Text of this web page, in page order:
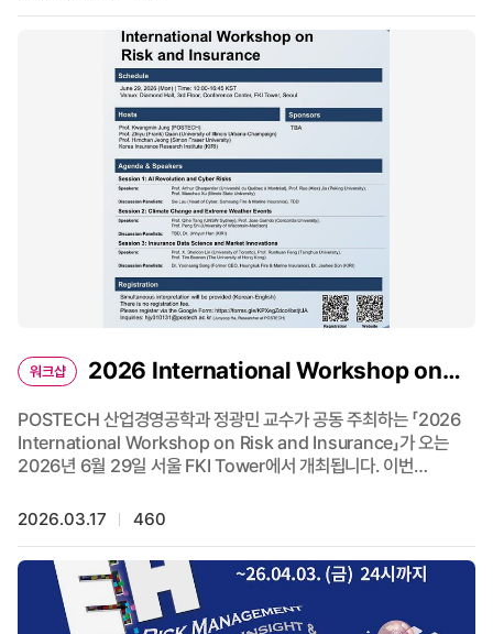
Venture Partners) ○ Host : 정광민 교수 (산업경영공학과)
안철경 겸직교수 (산업경영공학과) 배영 교수
(인문사회학부/소셜데이터사이언스전공, ISDS 소장) ○ 진행 :
정우성 이사장 (한국과학창의재단) ○ 일시 : 4/23(목), 16시~18시
○ 장소 : 체인지업 그라운드 포항 로비 이벤트홀 ○ 사전등록링크 :
https://forms.gle/PTR1SAWQfWAJd5Zm7 * 사전등록을
통해 참석하신 분께는 종료 후 소정의 기념품을 드립니다. ○ 문의 :
sm.lee9@postech.ac.kr, 054-279-3869
워크샵
Risk and Insurance 개최
POSTECH 산업경영공학과 정광민 교수가 공동 주최하는 「2026
International Workshop on Risk and Insurance」가 오는
2026년 6월 29일 서울 FKI Tower에서 개최됩니다. 이번
Economics(IME) Conference에 앞서 진행되는 행사로, 글로벌
주요 이슈를 논의합니다. 💡 주요 주제 • AI Revolution & Cyber
Risks • Climate Change & Extreme Weather Events •
Insurance Data Science & Market Innovations 이번 행사는
POSTECH, University of Illinois Urbana-
2026.03.17 460